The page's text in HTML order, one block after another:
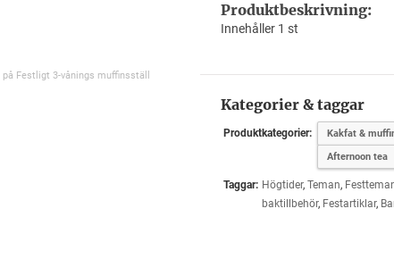
Festligt 3-vånings muffinsställ
Produktbeskrivning:
Innehåller 1 st
Kategorier & taggar
Produktkategorier: Kakfat &
Afternoon tea
Taggar: Högtider, Teman,
baktillbehör, Festartiklar,